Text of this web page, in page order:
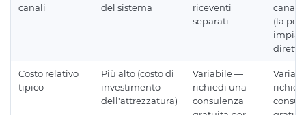
canali
del sistema
riceventi
separati
canale
(la
Costo relativo
tipico
Più alto (costo di
investimento
dell'attrezzatura)
Variabile —
richiedi una
consulenza